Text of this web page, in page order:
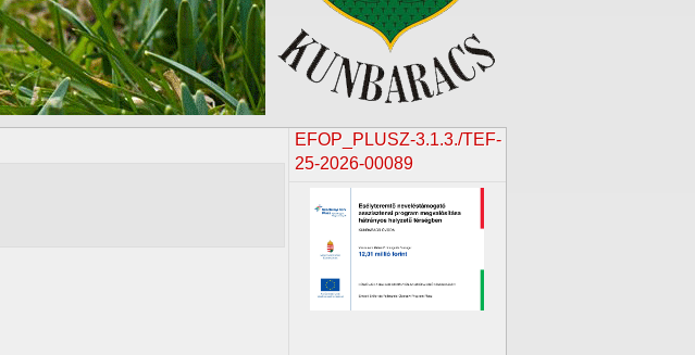
EFOP_PLUSZ-3.1.3./TEF-
25-2026-00089